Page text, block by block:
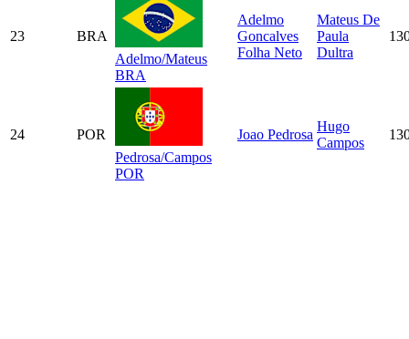
23
BRA
Adelmo/Mateus
BRA
Adelmo
Goncalves
Folha Neto
Mateus De
Paula
Dultra
24
POR
Pedrosa/Campos
POR
Joao Pedrosa
Hugo
Campos